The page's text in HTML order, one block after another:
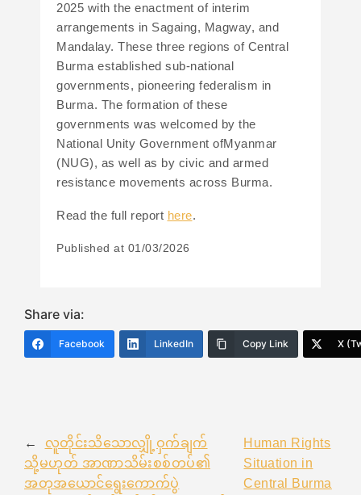
2025 with the enactment of interim
arrangements in Sagaing, Magway, and
Mandalay. These three regions of Central
Burma established sub-national
governments, pioneering federalism in
Burma. The formation of these
governments was welcomed by the
National Unity Government ofMyanmar
(NUG), as well as by civic and armed
resistance movements across Burma.
Read the full report here.
Published at 01/03/2026
Share via:
Facebook LinkedIn Copy Link X
←
လူတိုင်းသိသောလျှို့ဝှက်ချက်
သို့မဟုတ် အာဏာသိမ်းစစ်တပ်၏
အတုအယောင်ရွေးကောက်ပွဲ
Human Rights
Situation in
Central Burma